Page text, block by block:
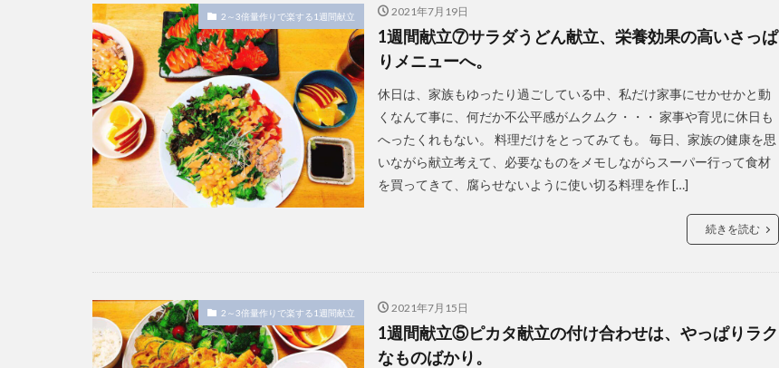
2～3倍量作りで楽する1週間献立 2021年7月19日
1週間献立⑦サラダうどん献立、栄養効果の高いさっぱ
りメニューへ。
休日は、家族もゆったり過ごしている中、私だけ家事にせかせかと動
くなんて事に、何だか不公平感がムクムク・・・ 家事や育児に休日も
へったくれもない。 料理だけをとってみても。 毎日、家族の健康を思
いながら献立考えて、必要なものをメモしながらスーパー行って食材
を買ってきて、腐らせないように使い切る料理を作 […]
続きを読む
2～3倍量作りで楽する1週間献立 2021年7月15日
1週間献立⑤ピカタ献立の付け合わせは、やっぱりラク
なものばかり。